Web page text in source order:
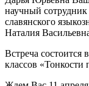
научный
славянского
Наталия
Встреча состоится
классов «Тонкости